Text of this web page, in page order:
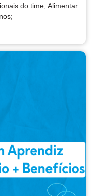
do time; Alimentar